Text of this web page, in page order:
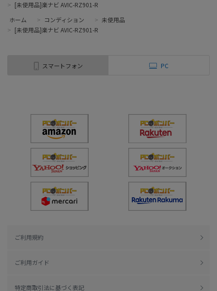
> [未使用品]楽ナビ AVIC-RZ901-R
ホーム
> コンディション > 未使用品
> [未使用品]楽ナビ AVIC-RZ901-R
スマートフォン PC
ご利用規約
ご利用ガイド
特定商取引法に基づく表記